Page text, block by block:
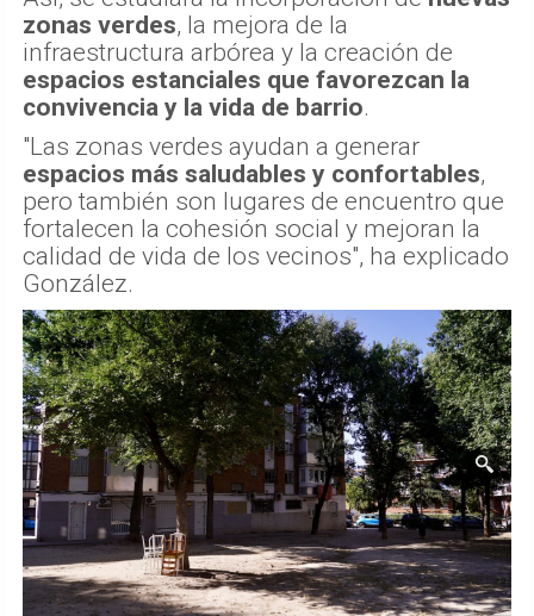
zonas verdes, la mejora de la
infraestructura arbórea y la creación de
espacios estanciales que favorezcan la
convivencia y la vida de barrio.
"Las zonas verdes ayudan a generar
espacios más saludables y confortables,
pero también son lugares de encuentro que
fortalecen la cohesión social y mejoran la
calidad de vida de los vecinos", ha explicado
González.